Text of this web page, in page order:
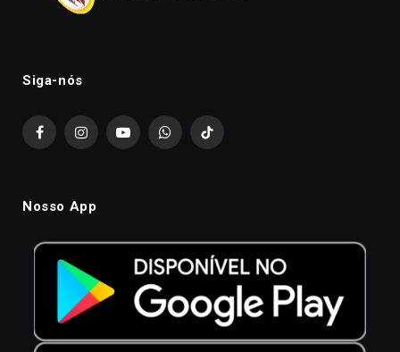
Siga-nós
FacebookInstagramYouTubeWhatsAppTikTok
Nosso App